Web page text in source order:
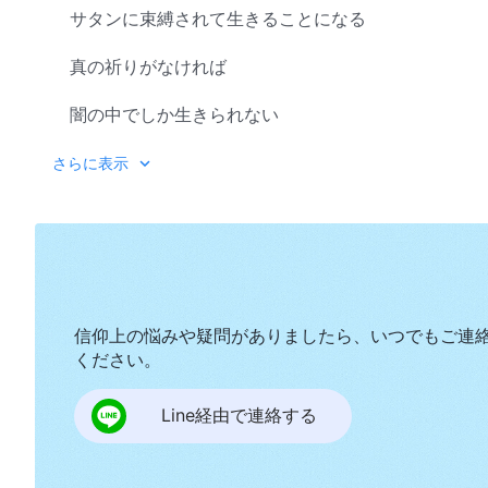
サタンに束縛されて生きることになる
真の祈りがなければ
闇の中でしか生きられない
神は兄弟姉妹が日々
神が最低限求めていることは心を開くことだ
もし人が神に心を与え、本音を話すなら
神は喜んで人の中で働くだろう
さらに表示
信仰上の悩みや疑問がありましたら、いつでもご連
ください。
Line経由で連絡する